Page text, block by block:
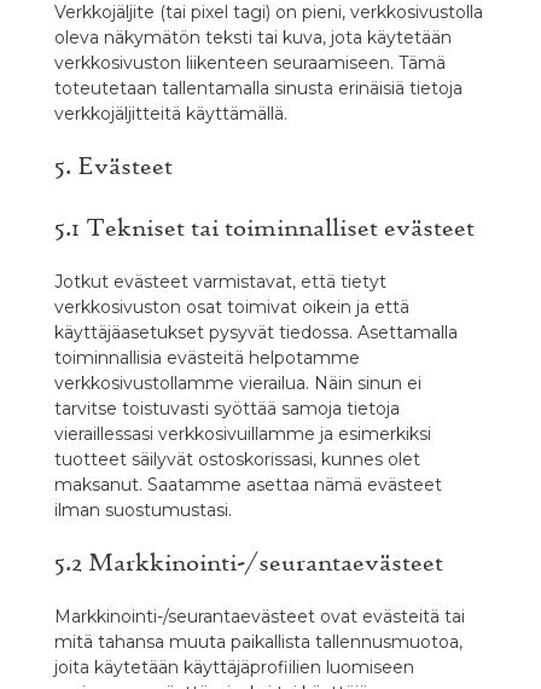
Verkkojäljite (tai pixel tagi) on pieni, verkkosivustolla
oleva näkymätön teksti tai kuva, jota käytetään
verkkosivuston liikenteen seuraamiseen. Tämä
toteutetaan tallentamalla sinusta erinäisiä tietoja
verkkojäljitteitä käyttämällä.
5. Evästeet
5.1 Tekniset tai toiminnalliset evästeet
Jotkut evästeet varmistavat, että tietyt
verkkosivuston osat toimivat oikein ja että
käyttäjäasetukset pysyvät tiedossa. Asettamalla
toiminnallisia evästeitä helpotamme
verkkosivustollamme vierailua. Näin sinun ei
tarvitse toistuvasti syöttää samoja tietoja
vieraillessasi verkkosivuillamme ja esimerkiksi
tuotteet säilyvät ostoskorissasi, kunnes olet
maksanut. Saatamme asettaa nämä evästeet
ilman suostumustasi.
5.2 Markkinointi-/seurantaevästeet
Markkinointi-/seurantaevästeet ovat evästeitä tai
mitä tahansa muuta paikallista tallennusmuotoa,
joita käytetään käyttäjäprofiilien luomiseen